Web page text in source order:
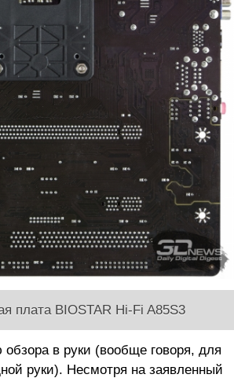
плата BIOSTAR Hi-Fi A85S3
в руки (вообще говоря, для
руки). Несмотря на заявленный